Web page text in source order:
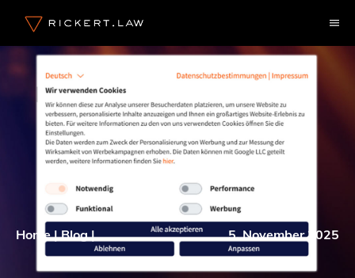
Inhalt
springen
Home|Blog| 5. November 2025